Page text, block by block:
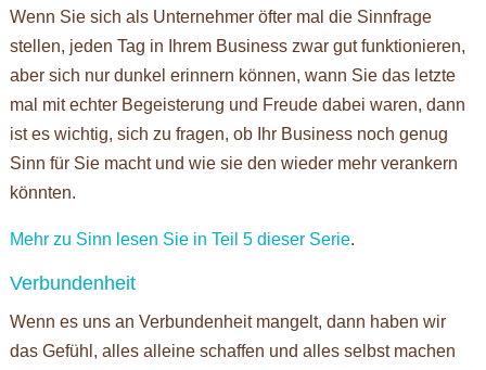
Wenn Sie sich als Unternehmer öfter mal die Sinnfrage
stellen, jeden Tag in Ihrem Business zwar gut funktionieren,
aber sich nur dunkel erinnern können, wann Sie das letzte
mal mit echter Begeisterung und Freude dabei waren, dann
ist es wichtig, sich zu fragen, ob Ihr Business noch genug
Sinn für Sie macht und wie sie den wieder mehr verankern
könnten.
Mehr zu Sinn lesen Sie in Teil 5 dieser Serie.
Verbundenheit
Wenn es uns an Verbundenheit mangelt, dann haben wir
das Gefühl, alles alleine schaffen und alles selbst machen